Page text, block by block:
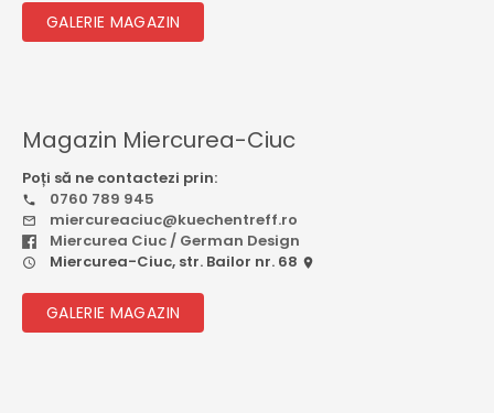
GALERIE MAGAZIN
Magazin Miercurea-Ciuc
Poți să ne contactezi prin:
0760 789 945
miercureaciuc@kuechentreff.ro
Miercurea Ciuc / German Design
Miercurea-Ciuc, str. Bailor nr. 68
GALERIE MAGAZIN